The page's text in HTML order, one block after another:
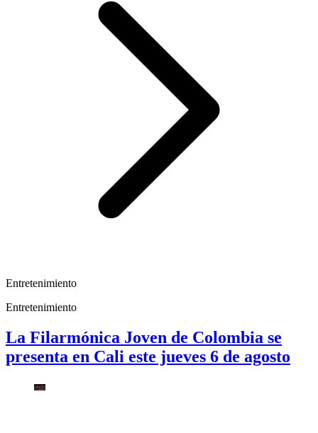
Entretenimiento
Entretenimiento
La Filarmónica Joven de Colombia se
presenta en Cali este jueves 6 de agosto